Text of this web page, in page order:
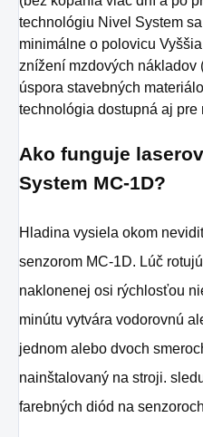
technológiu Nivel System
minimálne o polovicu
znížení mzdových nákladov
úspora stavebných
technológia dostupná aj pre
Ako funguje
System MC-1D?
Hladina vysiela okom
senzorom MC-1D. Lúč
naklonenej osi rýchlosťou
minútu vytvára vodorovnú
jednom alebo dvoch
nainštalovaný na stroji.
farebných diód na